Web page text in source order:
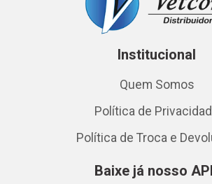
Institucional
Quem Somos
Política de
Política de Troca e
Baixe já nosso